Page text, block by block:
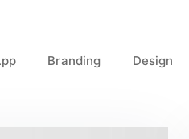
Branding Design